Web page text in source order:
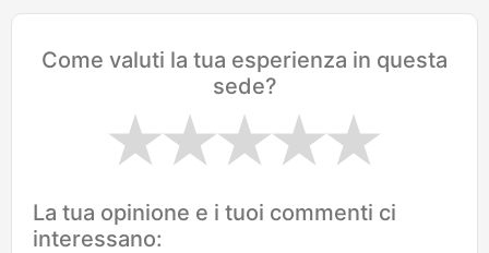
Come valuti la tua esperienza in questa
sede?
La tua opinione e i tuoi commenti ci
interessano: